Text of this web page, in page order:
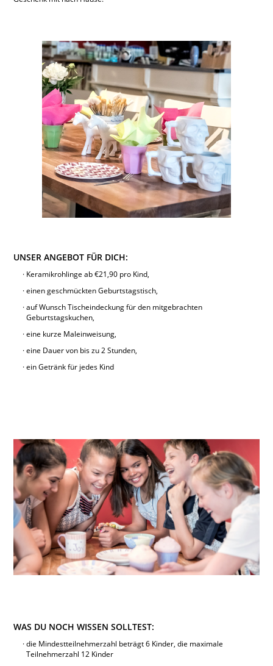
UNSER ANGEBOT FÜR DICH:
Keramikrohlinge ab €21,90 pro Kind,
einen geschmückten Geburtstagstisch,
auf Wunsch Tischeindeckung für den mitgebrachten
Geburtstagskuchen,
eine kurze Maleinweisung,
eine Dauer von bis zu 2 Stunden,
ein Getränk für jedes Kind
WAS DU NOCH WISSEN SOLLTEST:
die Mindestteilnehmerzahl beträgt 6 Kinder, die maximale
Teilnehmerzahl 12 Kinder